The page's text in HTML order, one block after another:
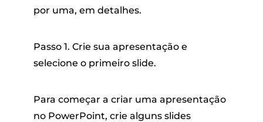
por uma, em detalhes.
Passo 1. Crie sua apresentação e
selecione o primeiro slide.
Para começar a criar uma apresentação
no PowerPoint, crie alguns slides